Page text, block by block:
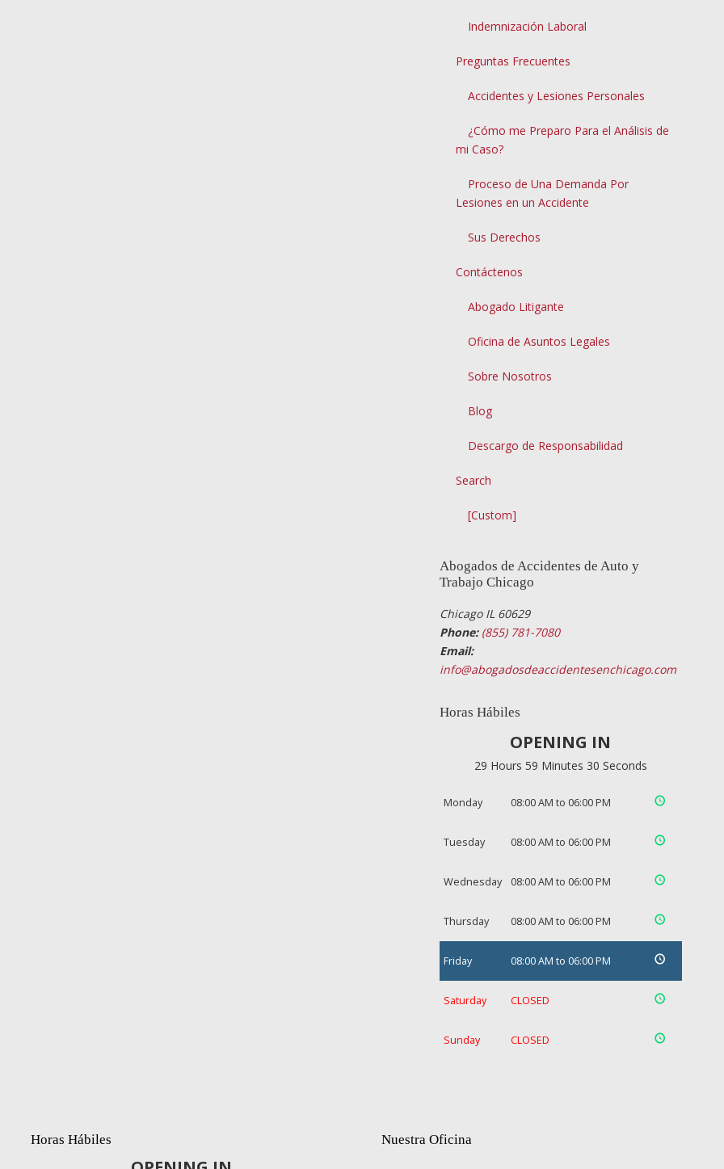
Indemnización Laboral
Preguntas Frecuentes
Accidentes y Lesiones Personales
¿Cómo me Preparo Para el Análisis de
mi Caso?
Proceso de Una Demanda Por
Lesiones en un Accidente
Sus Derechos
Contáctenos
Abogado Litigante
Oficina de Asuntos Legales
Sobre Nosotros
Blog
Descargo de Responsabilidad
Search
[Custom]
Abogados de Accidentes de Auto y
Trabajo Chicago
Chicago IL 60629
Phone: (855) 781-7080
Email:
info@abogadosdeaccidentesenchicago.com
Horas Hábiles
OPENING IN
29 Hours 59 Minutes 30 Seconds
Monday 08:00 AM to 06:00 PM
Tuesday 08:00 AM to 06:00 PM
Wednesday 08:00 AM to 06:00 PM
Thursday 08:00 AM to 06:00 PM
Friday 08:00 AM to 06:00 PM
Saturday CLOSED
Sunday CLOSED
Horas Hábiles Nuestra Oficina